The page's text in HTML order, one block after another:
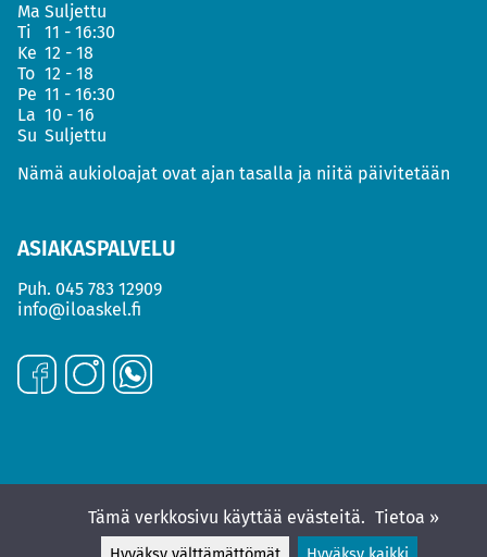
Ma Suljettu
Ti
11 - 16:30
Ke 12 - 18
To 12 - 18
Pe 11 - 16:30
La 10 - 16
Su Suljettu
Nämä aukioloajat ovat ajan tasalla ja niitä päivitetään
ASIAKASPALVELU
Puh. 045 783 12909
info@iloaskel.fi
Tämä verkkosivu käyttää evästeitä. Tietoa »